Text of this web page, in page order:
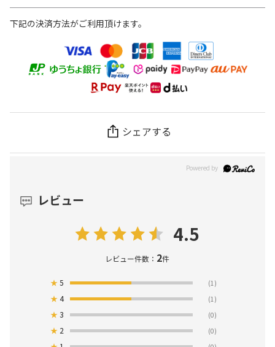
下記の決済方法がご利用頂けます。
シェアする
レビュー
4.5
レビュー件数： 2件
★5 (1)
★4 (1)
★3 (0)
★ 2 (0)